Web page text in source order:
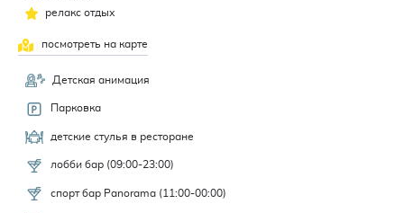
релакс отдых
посмотреть на карте
Детская анимация
Парковка
детские стулья в ресторане
лобби бар (09:00-23:00)
спорт бар Panorama (11:00-00:00)